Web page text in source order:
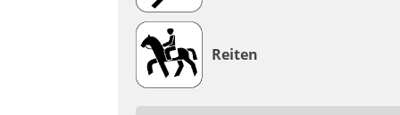
Reiten